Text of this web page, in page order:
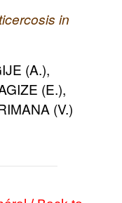
in
(A.),
(E.),
(V.)